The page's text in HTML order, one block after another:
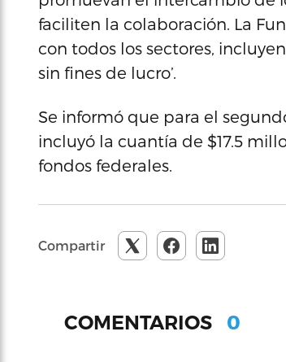
faciliten la colaboración. La
con todos los sectores,
sin fines de lucro’.
Se informó que para el
incluyó la cuantía de $17.5
fondos federales.
Compartir
COMENTARIOS 0